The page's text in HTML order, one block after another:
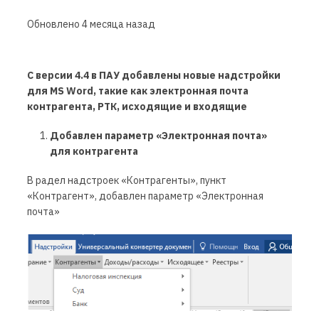
Обновлено 4 месяца назад
С версии 4.4 в ПАУ добавлены новые надстройки
для MS Word, такие как электронная почта
контрагента, РТК, исходящие и входящие
Добавлен параметр «Электронная почта»
для контрагента
В радел надстроек «Контрагенты», пункт
«Контрагент», добавлен параметр «Электронная
почта»